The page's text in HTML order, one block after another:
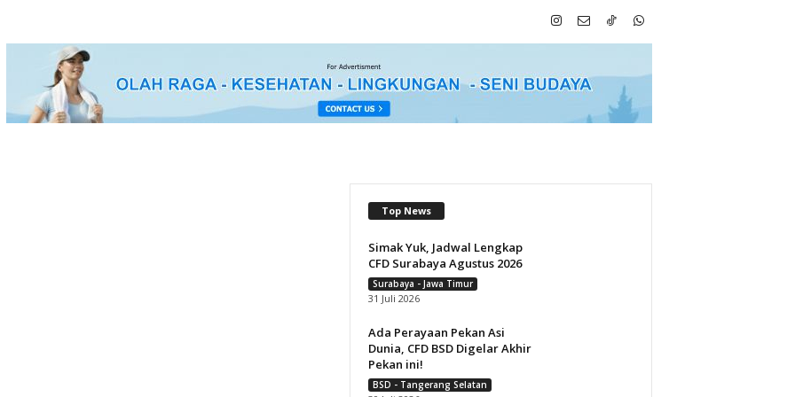
Top News
Simak Yuk, Jadwal Lengkap
CFD Surabaya Agustus 2026
Surabaya - Jawa Timur
31 Juli 2026
Ada Perayaan Pekan Asi
Dunia, CFD BSD Digelar Akhir
Pekan ini!
BSD - Tangerang Selatan